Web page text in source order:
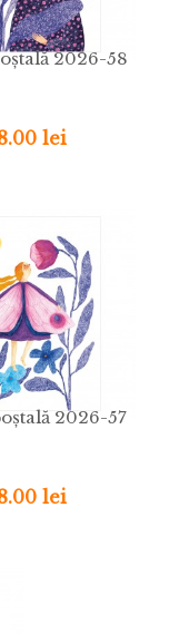
2026-58
lei
2026-57
lei